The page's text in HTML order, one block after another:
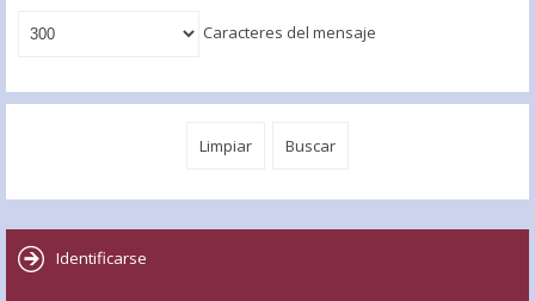
Caracteres del mensaje
Identificarse